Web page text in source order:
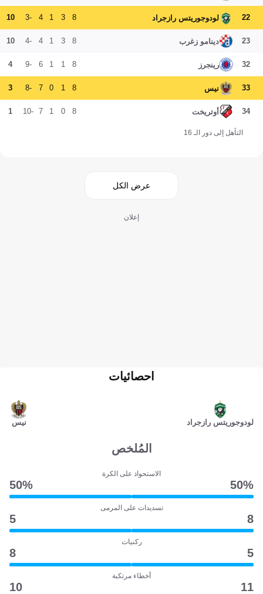
22 لودوجوريتس رازجراد 8
3
1
4
-3
10
23 دينامو زغرب 8
3
1
4
-4
10
32 رينجرز 8
1
1
6
-9
4
33 نيس 8
1
0
7
-8
3
34 أوتريخت 8
0
1
7
-10
1
التأهل إلى دور الـ 16
عرض الكل
إعلان
لودوجوريتس رازجراد
احصائيات
نيس
المُلخص
الاستحواذ على الكرة
50‎%‎
50‎%‎
تسديدات على المرمى
8
5
ركنيات
5
8
أخطاء مرتكبة
11
10